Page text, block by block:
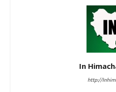
In
http://